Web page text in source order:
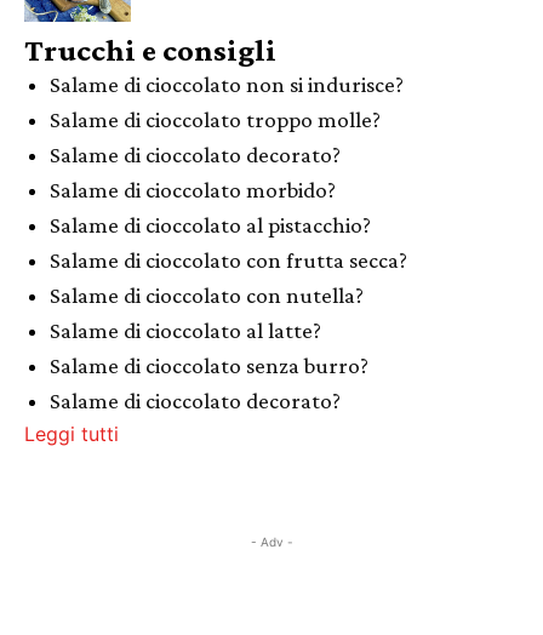
Trucchi e consigli
Salame di cioccolato non si indurisce?
Salame di cioccolato troppo molle?
Salame di cioccolato decorato?
Salame di cioccolato morbido?
Salame di cioccolato al pistacchio?
Salame di cioccolato con frutta secca?
Salame di cioccolato con nutella?
Salame di cioccolato al latte?
Salame di cioccolato senza burro?
Salame di cioccolato decorato?
Leggi tutti
- Adv -